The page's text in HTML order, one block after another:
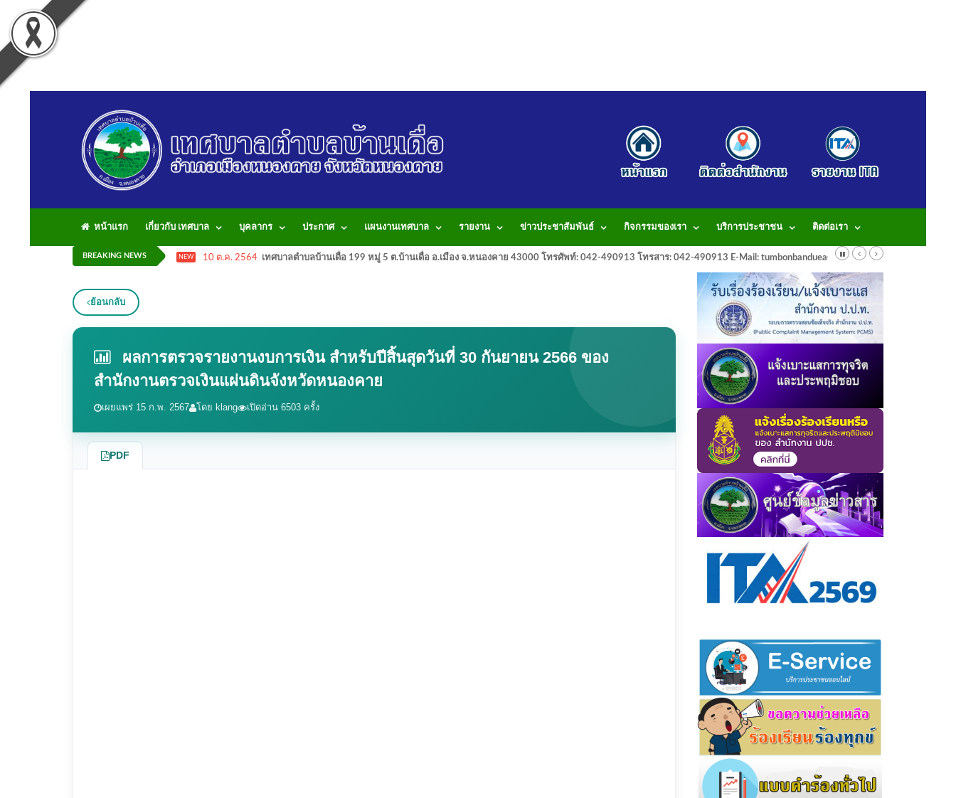
หน้าแรก เกี่ยวกับ เทศบาล บุคลากร ประกาศ แผนงานเทศบาล รายงาน ข่าวประชาสัมพันธ์ กิจกรรมของเรา บริการประชาชน ติดต่อเรา
BREAKING NEWS NEW 10 ต.ค. 2564 เทศบาลตำบลบ้านเดื่อ 199 หมู่ 5 ต.บ้านเดื่อ อ.เมือง จ.หนองคาย 43000 โทรศัพท์: 042-490913 โทรสาร: 042-490913 E-Mail: tumbonbanduea@gmail.com
ย้อนกลับ
ผลการตรวจรายงานงบการเงิน สำหรับปีสิ้นสุดวันที่ 30 กันยายน 2566 ของ
สำนักงานตรวจเงินแผ่นดินจังหวัดหนองคาย
เผยแพร่ 15 ก.พ. 2567 โดย klang เปิดอ่าน 6503 ครั้ง
PDF